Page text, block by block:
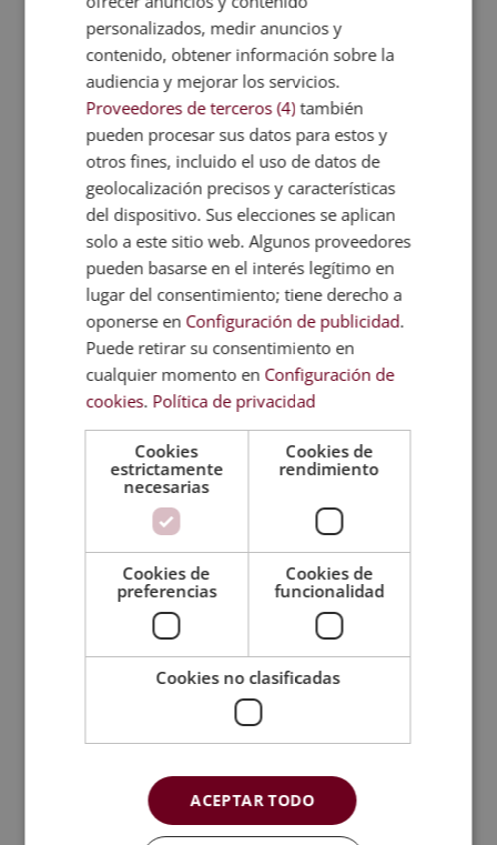
emprendedores, trabajadores y
estudiantes que quieran ampliar sus
conocimientos en organización y gestión de
proyectos.
Se busca que los alumnos puedan
desarrollarse en áreas relacionadas con la
planificación, coordinación y control de
proyectos, así como en la gestión de
equipos y la integración de nuevas
tecnologías en la organización.
Temario
Accede al programa formativo y al
la ficha completa
para conocer todos los
temas que estudiarás a lo largo del máster.
Metodología
Certificación
Temario
TAMBIÉN TE
RECOMENDAMOS
personalizados, medir anuncios y
contenido, obtener información sobre la
audiencia y mejorar los servicios.
Proveedores de terceros (4) también
pueden procesar sus datos para estos y
otros fines, incluido el uso de datos de
geolocalización precisos y características
del dispositivo. Sus elecciones se aplican
solo a este sitio web. Algunos proveedores
pueden basarse en el interés legítimo en
lugar del consentimiento; tiene derecho a
oponerse en Configuración de publicidad.
Puede retirar su consentimiento en
cualquier momento en Configuración de
cookies. Política de privacidad
Cookies
estrictamente
necesarias
Cookies de
rendimiento
Cookies de
preferencias
Cookies de
funcionalidad
Cookies no clasificadas
ACEPTAR TODO